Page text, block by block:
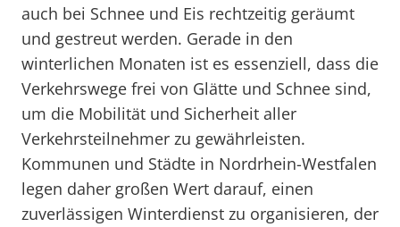
auch bei Schnee und Eis rechtzeitig geräumt
und gestreut werden. Gerade in den
winterlichen Monaten ist es essenziell, dass die
Verkehrswege frei von Glätte und Schnee sind,
um die Mobilität und Sicherheit aller
Verkehrsteilnehmer zu gewährleisten.
Kommunen und Städte in Nordrhein-Westfalen
legen daher großen Wert darauf, einen
zuverlässigen Winterdienst zu organisieren, der